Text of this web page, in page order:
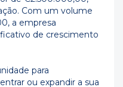
Com um volume
a empresa
de crescimento
para
ou expandir a sua